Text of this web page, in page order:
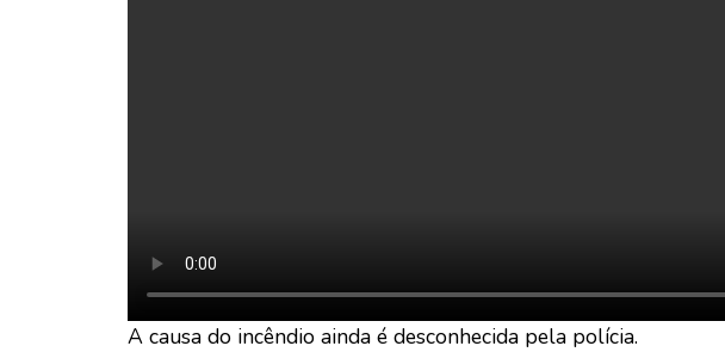
A causa do incêndio ainda é desconhecida pela polícia.